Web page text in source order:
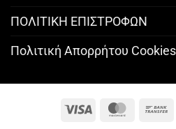
ΠΟΛΙΤΙΚΗ ΕΠΙΣΤΡΟΦΩΝ
Πολιτική Απορρήτου
Visa